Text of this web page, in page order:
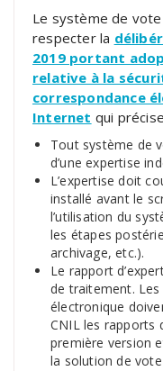
Le système de
respecter la
2019 portant
relative à la
correspondance
Internet qui
Tout système de
d’une expertise
L’expertise doit
installé avant le
l’utilisation du
les étapes
archivage, etc.).
Le rapport
de traitement.
électronique
CNIL les rapports
première version
la solution de